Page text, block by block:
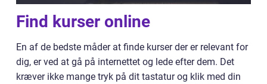
Find kurser online
En af de bedste måder at finde kurser der er relevant for
dig, er ved at gå på internettet og lede efter dem. Det
kræver ikke mange tryk på dit tastatur og klik med din